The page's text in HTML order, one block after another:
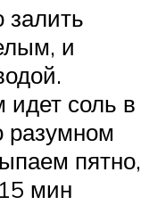
залить
и
соль в
разумном
пятно,
мин